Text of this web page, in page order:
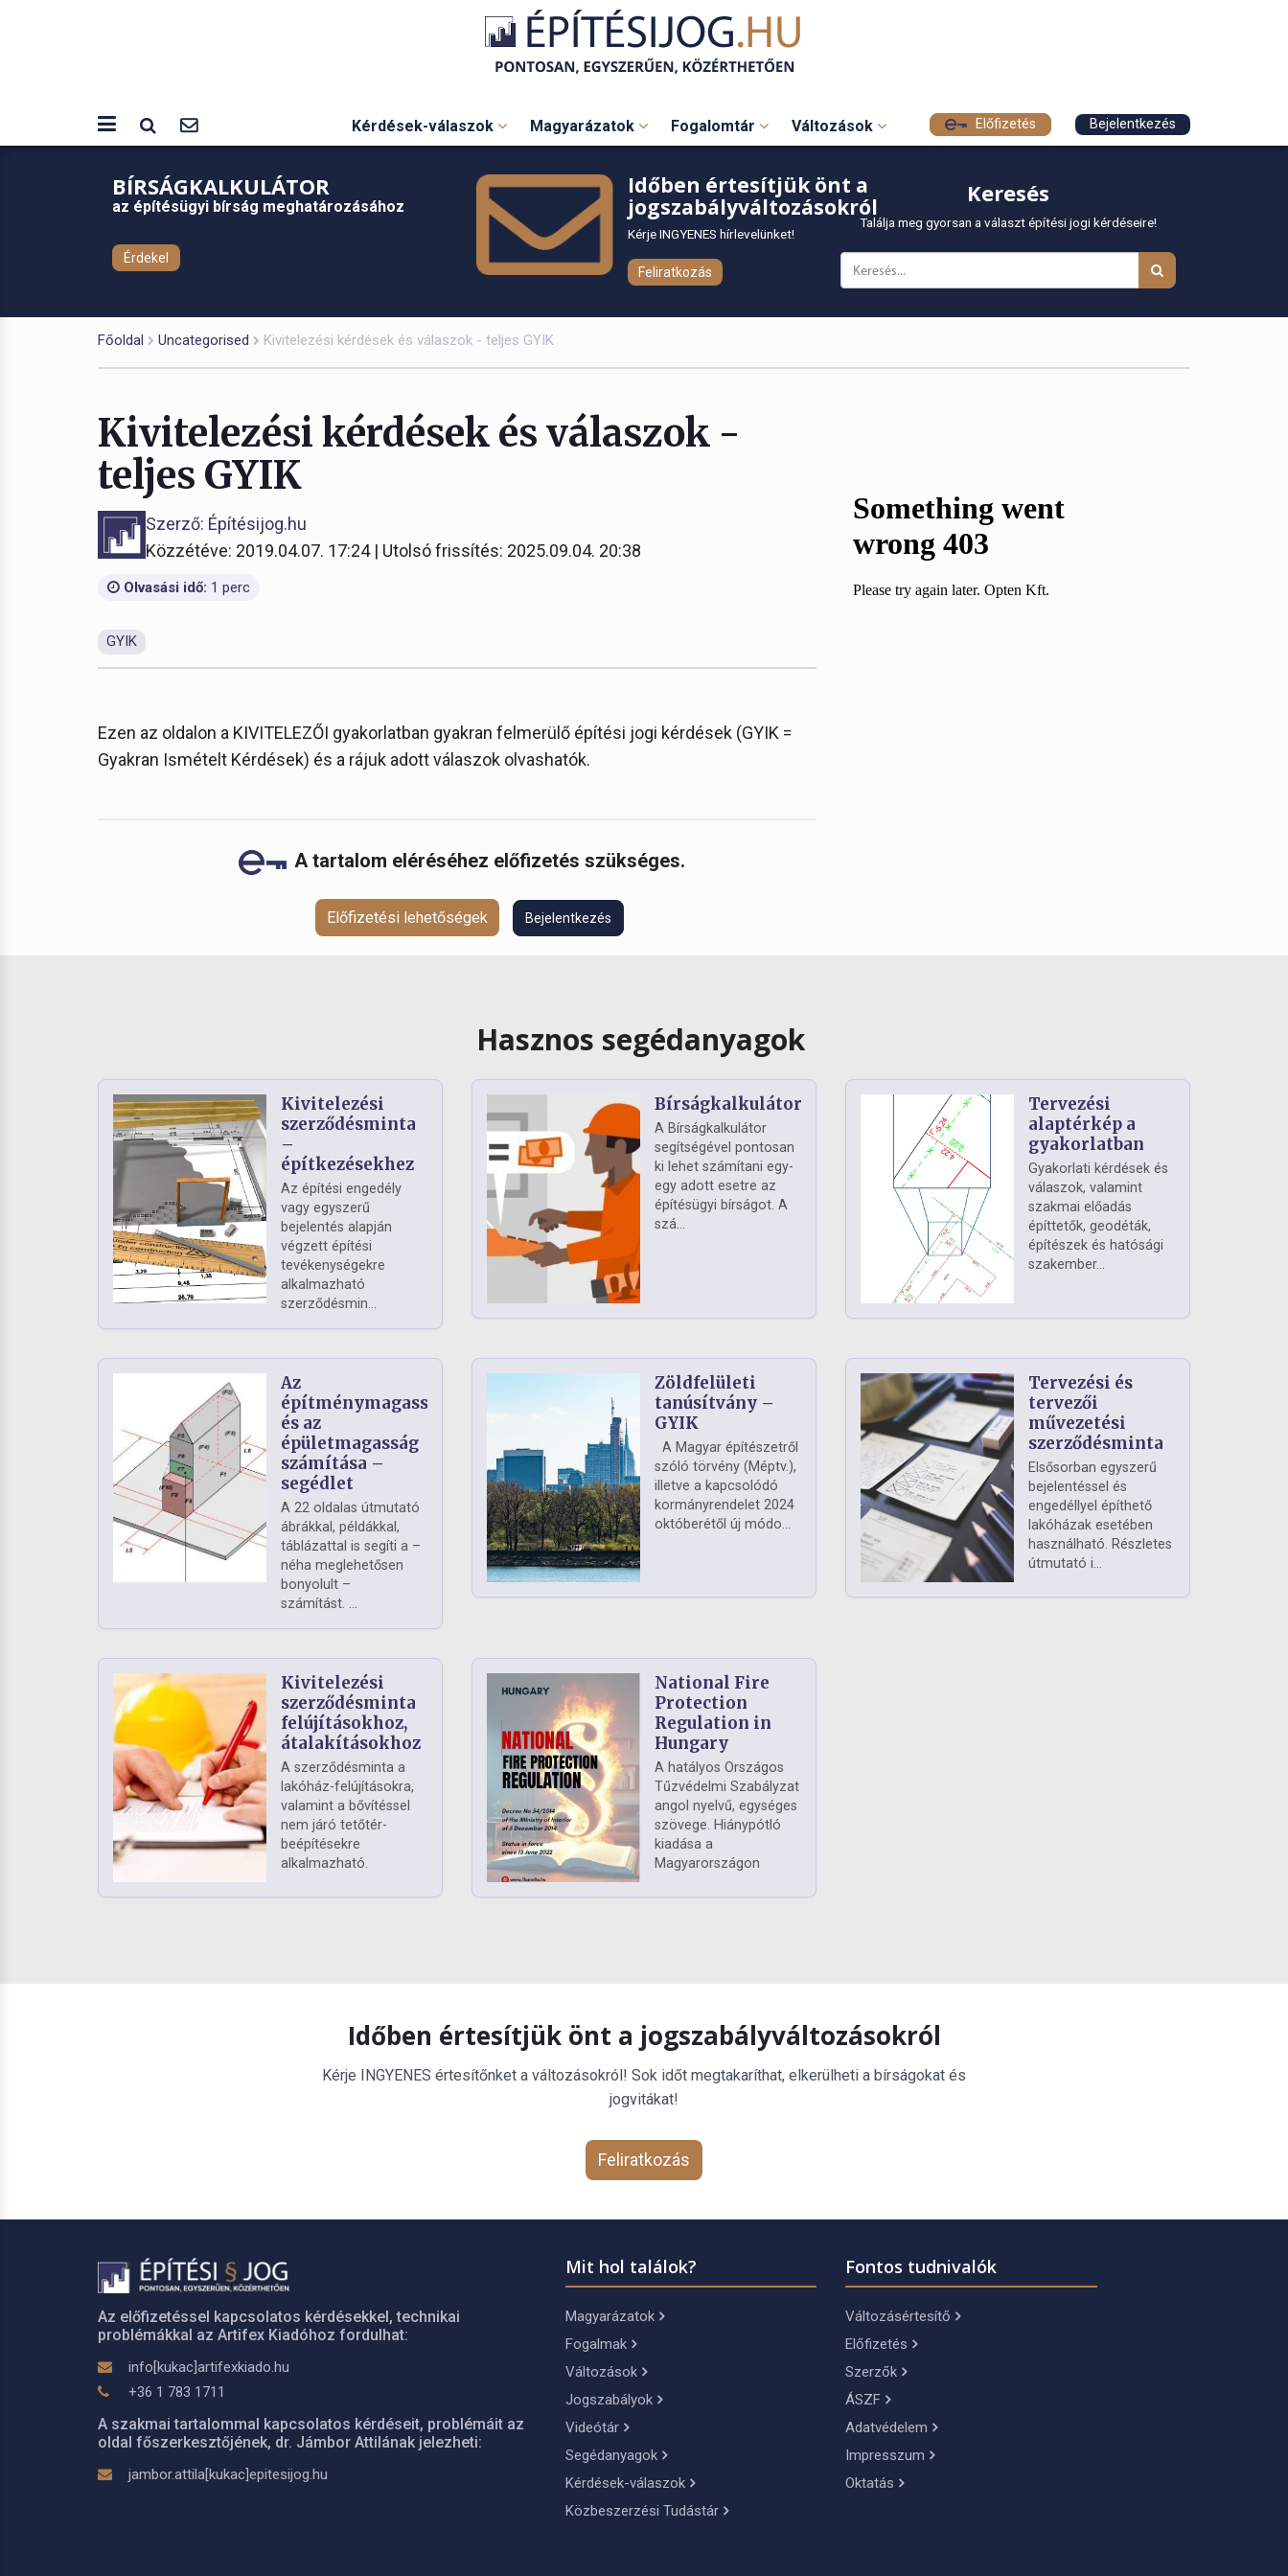
Kérdések-válaszok Magyarázatok Fogalomtár Változások Előfizetés Bejelentkezés
BÍRSÁGKALKULÁTOR
az építésügyi bírság meghatározásához
Érdekel
Időben értesítjük önt a
jogszabályváltozásokról
Kérje INGYENES hírlevelünket!
Feliratkozás
Keresés
Találja meg gyorsan a választ építési jogi kérdéseire!
Főoldal Uncategorised Kivitelezési kérdések és válaszok - teljes GYIK
Kivitelezési kérdések és válaszok -
teljes GYIK
Szerző: Építésijog.hu
Közzétéve: 2019.04.07. 17:24 | Utolsó frissítés: 2025.09.04. 20:38
Olvasási idő: 1 perc
GYIK
Ezen az oldalon a KIVITELEZŐI gyakorlatban gyakran felmerülő építési jogi kérdések (GYIK =
Gyakran Ismételt Kérdések) és a rájuk adott válaszok olvashatók.
A tartalom eléréséhez előfizetés szükséges.
Előfizetési lehetőségek Bejelentkezés
Hasznos segédanyagok
Kivitelezési
szerződésminta
–
építkezésekhez
Az építési engedély
vagy egyszerű
bejelentés alapján
végzett építési
tevékenységekre
alkalmazható
szerződésmin...
Bírságkalkulátor
A Bírságkalkulátor
segítségével pontosan
ki lehet számítani egy-
egy adott esetre az
építésügyi bírságot. A
szá...
Tervezési
alaptérkép a
gyakorlatban
Gyakorlati kérdések és
válaszok, valamint
szakmai előadás
építtetők, geodéták,
építészek és hatósági
szakember...
Az
építménymagasság
és az
épületmagasság
számítása –
segédlet
A 22 oldalas útmutató
ábrákkal, példákkal,
táblázattal is segíti a –
néha meglehetősen
bonyolult –
számítást. ...
Zöldfelületi
tanúsítvány –
GYIK
A Magyar építészetről
szóló törvény (Méptv.),
illetve a kapcsolódó
kormányrendelet 2024
októberétől új módo...
Tervezési és
tervezői
művezetési
szerződésminta
Elsősorban egyszerű
bejelentéssel és
engedéllyel építhető
lakóházak esetében
használható. Részletes
útmutató i...
Kivitelezési
szerződésminta
felújításokhoz,
átalakításokhoz
A szerződésminta a
lakóház-felújításokra,
valamint a bővítéssel
nem járó tetőtér-
beépítésekre
alkalmazható.
National Fire
Protection
Regulation in
Hungary
A hatályos Országos
Tűzvédelmi Szabályzat
angol nyelvű, egységes
szövege. Hiánypótló
kiadása a
Magyarországon
Időben értesítjük önt a jogszabályváltozásokról
Kérje INGYENES értesítőnket a változásokról! Sok időt megtakaríthat, elkerülheti a bírságokat és
jogvitákat!
Feliratkozás
Az előfizetéssel kapcsolatos kérdésekkel, technikai
problémákkal az Artifex Kiadóhoz fordulhat:
info[kukac]artifexkiado.hu
+36 1 783 1711
A szakmai tartalommal kapcsolatos kérdéseit, problémáit az
oldal főszerkesztőjének, dr. Jámbor Attilának jelezheti:
jambor.attila[kukac]epitesijog.hu
Mit hol találok?
Magyarázatok
Fogalmak
Változások
Jogszabályok
Videótár
Segédanyagok
Kérdések-válaszok
Közbeszerzési Tudástár
Fontos tudnivalók
Változásértesítő
Előfizetés
Szerzők
ÁSZF
Adatvédelem
Impresszum
Oktatás